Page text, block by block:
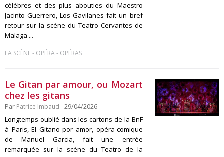
célèbres et des plus abouties du Maestro
Jacinto Guerrero, Los Gavilanes fait un bref
retour sur la scène du Teatro Cervantes de
Malaga ...
LA SCÈNE- OPÉRA- OPÉRAS
Le Gitan par amour, ou Mozart
chez les gitans
Par Patrice Imbaud - 29/04/2026
Longtemps oublié dans les cartons de la BnF
à Paris, El Gitano por amor, opéra-comique
de Manuel Garcia, fait une entrée
remarquée sur la scène du Teatro de la